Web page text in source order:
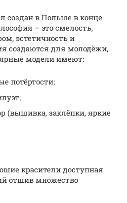
создан в Польше в конце
– это смелость,
эстетичность и
создаются для молодёжи,
модели имеют:
потёртости;
(вышивка, заклёпки, яркие
красители доступная
отшив множество